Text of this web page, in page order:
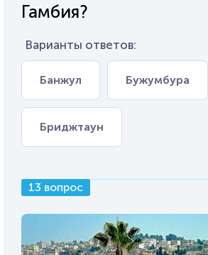
Гамбия?
Варианты ответов:
Банжул Бужумбура
Бриджтаун
13 вопрос